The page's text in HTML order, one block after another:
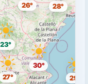
30°
26°
27°
28°
29°
23°